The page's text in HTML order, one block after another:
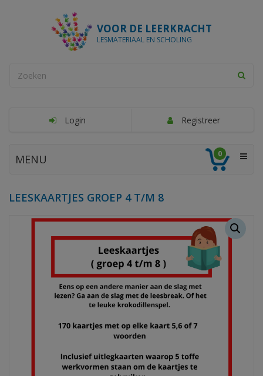
VOOR DE LEERKRACHT
LESMATERIAAL EN SCHOLING
Login Registreer
MENU 0
LEESKAARTJES GROEP 4 T/M 8